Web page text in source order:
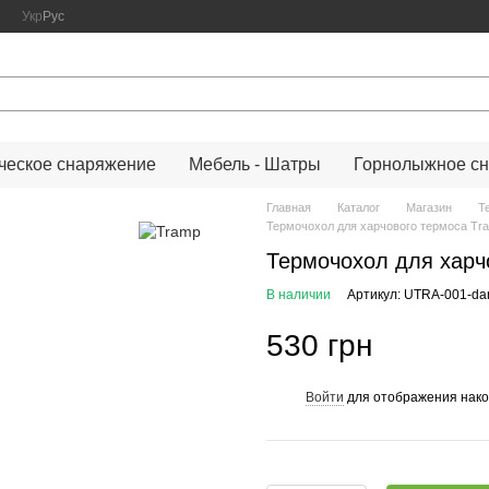
Укр Рус
снаряжение Мебель - Шатры Горнолыжное
Главная Каталог Магазин
Термочохол для харчового термоса
Термочохол для
В наличии Артикул: UTRA-001-
530 грн
Войти для отображения